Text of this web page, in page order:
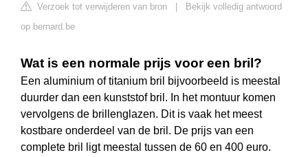
Verzoek tot verwijderen van bron
Bekijk volledig antwoord
op bernard.be
Wat is een normale prijs voor een bril?
Een aluminium of titanium bril bijvoorbeeld is meestal
duurder dan een kunststof bril. In het montuur komen
vervolgens de brillenglazen. Dit is vaak het meest
kostbare onderdeel van de bril. De prijs van een
complete bril ligt meestal tussen de 60 en 400 euro.